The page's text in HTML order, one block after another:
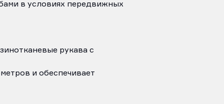
в условиях передвижных
рукава с
и обеспечивает